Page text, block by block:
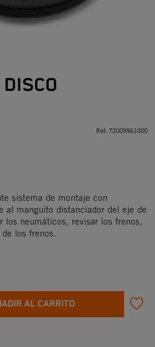
Ref: 72009961000
sistema de montaje con
al manguito distanciador del eje de
los neumáticos, revisar los frenos,
los frenos.
AL CARRITO